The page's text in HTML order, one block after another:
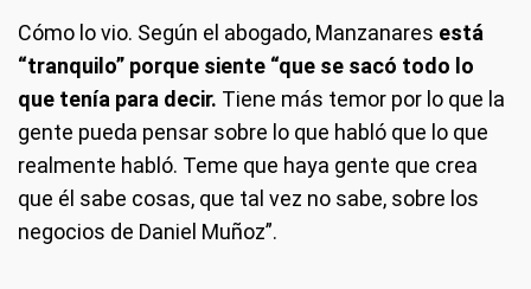
Cómo lo vio. Según el abogado, Manzanares está
“tranquilo” porque siente “que se sacó todo lo
que tenía para decir. Tiene más temor por lo que la
gente pueda pensar sobre lo que habló que lo que
realmente habló. Teme que haya gente que crea
que él sabe cosas, que tal vez no sabe, sobre los
negocios de Daniel Muñoz”.